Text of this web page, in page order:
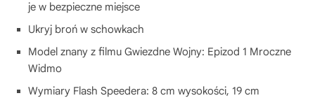
je w bezpieczne miejsce
Ukryj broń w schowkach
Model znany z filmu Gwiezdne Wojny: Epizod 1 Mroczne
Widmo
Wymiary Flash Speedera: 8 cm wysokości, 19 cm